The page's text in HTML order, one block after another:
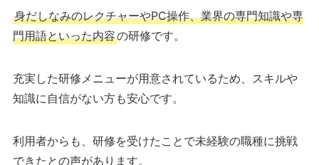
身だしなみのレクチャーやPC操作、業界の専門知識や専
門用語といった内容の研修です。
充実した研修メニューが用意されているため、スキルや
知識に自信がない方も安心です。
利用者からも、研修を受けたことで未経験の職種に挑戦
できたとの声があります。